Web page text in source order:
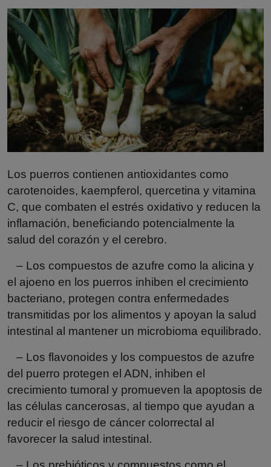
Misterios
Cultura
Mascotas
Viajes
Informatica
Cocina
Los puerros contienen antioxidantes como
carotenoides, kaempferol, quercetina y vitamina
C, que combaten el estrés oxidativo y reducen la
inflamación, beneficiando potencialmente la
salud del corazón y el cerebro.
– Los compuestos de azufre como la alicina y
el ajoeno en los puerros inhiben el crecimiento
bacteriano, protegen contra enfermedades
transmitidas por los alimentos y apoyan la salud
intestinal al mantener un microbioma equilibrado.
– Los flavonoides y los compuestos de azufre
del puerro protegen el ADN, inhiben el
crecimiento tumoral y promueven la apoptosis de
las células cancerosas, al tiempo que ayudan a
reducir el riesgo de cáncer colorrectal al
favorecer la salud intestinal.